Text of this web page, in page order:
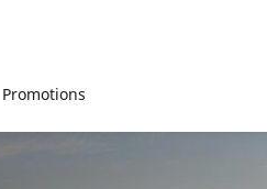
Promotions